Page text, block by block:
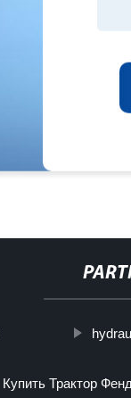
Купить Трактор